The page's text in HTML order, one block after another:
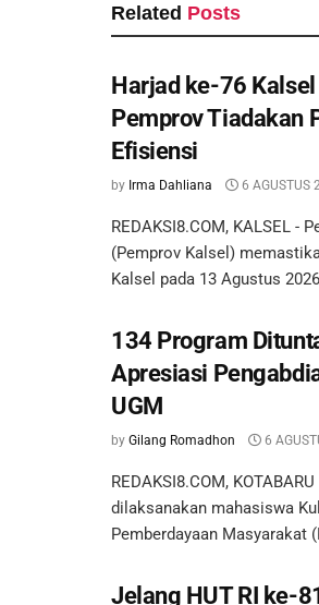
Related Posts
Harjad ke-76
Pemprov Tiadakan
Efisiensi
by Irma Dahliana 6 AGUSTUS
REDAKSI8.COM, KALSEL -
(Pemprov Kalsel)
Kalsel pada 13 Agustus
134 Program
Apresiasi
UGM
by Gilang Romadhon 6
REDAKSI8.COM,
dilaksanakan mahasiswa
Pemberdayaan Masyarakat
Jelang HUT RI ke-